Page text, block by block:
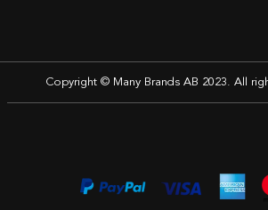
Copyright © Many Brands AB 2023. All